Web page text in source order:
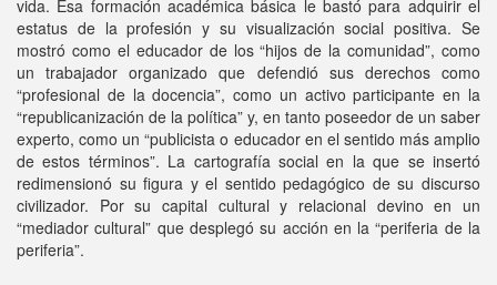
vida. Esa formación académica básica le bastó para adquirir el
estatus de la profesión y su visualización social positiva. Se
mostró como el educador de los “hijos de la comunidad”, como
un trabajador organizado que defendió sus derechos como
“profesional de la docencia”, como un activo participante en la
“republicanización de la política” y, en tanto poseedor de un saber
experto, como un “publicista o educador en el sentido más amplio
de estos términos”. La cartografía social en la que se insertó
redimensionó su figura y el sentido pedagógico de su discurso
civilizador. Por su capital cultural y relacional devino en un
“mediador cultural” que desplegó su acción en la “periferia de la
periferia”.